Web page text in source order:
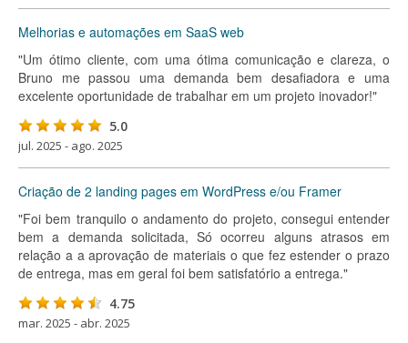
Melhorias e automações em SaaS web
"Um ótimo cliente, com uma ótima comunicação e clareza, o
Bruno me passou uma demanda bem desafiadora e uma
excelente oportunidade de trabalhar em um projeto inovador!"
5.0
jul. 2025 - ago. 2025
Criação de 2 landing pages em WordPress e/ou Framer
"Foi bem tranquilo o andamento do projeto, consegui entender
bem a demanda solicitada, Só ocorreu alguns atrasos em
relação a a aprovação de materiais o que fez estender o prazo
de entrega, mas em geral foi bem satisfatório a entrega."
4.75
mar. 2025 - abr. 2025